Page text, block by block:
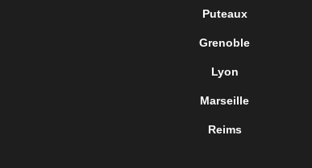
Puteaux
Grenoble
Lyon
Marseille
Reims